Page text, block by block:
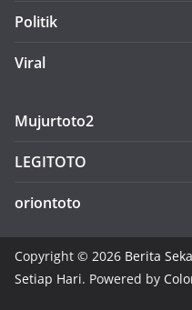
Politik
Viral
Mujurtoto2
LEGITOTO
oriontoto
Copyright © 2026 Berita
Setiap Hari. Powered by